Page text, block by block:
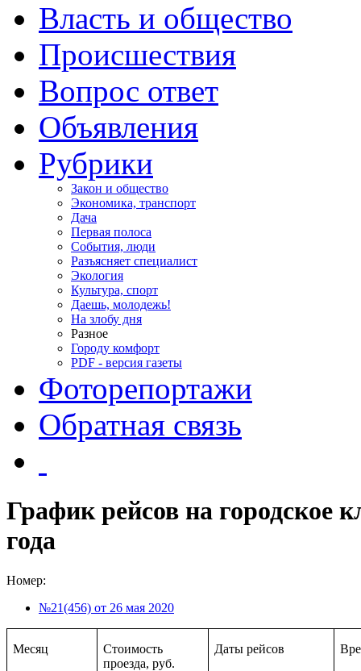
Власть и общество
Происшествия
Вопрос ответ
Объявления
Рубрики
Закон и общество
Экономика, транспорт
Дача
Первая полоса
События, люди
Разъясняет специалист
Экология
Культура, спорт
Даешь, молодежь!
На злобу дня
Разное
Городу комфорт
PDF - версия газеты
Фоторепортажи
Обратная связь
График рейсов на городское
года
Номер:
№21(456) от 26 мая 2020
Месяц
Стоимость
проезда, руб.
Даты рейсов